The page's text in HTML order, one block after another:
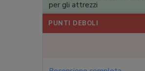
per gli attrezzi
PUNTI DEBOLI